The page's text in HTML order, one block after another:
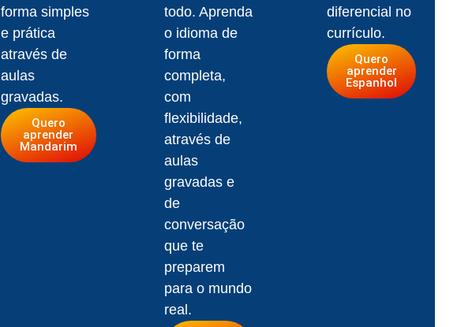
forma simples
e prática
através de
aulas
gravadas.
Quero
aprender
Mandarim
todo. Aprenda
o idioma de
forma
completa,
com
flexibilidade,
através de
aulas
gravadas e
de
conversação
que te
preparem
para o mundo
real.
diferencial no
currículo.
Quero
aprender
Espanhol